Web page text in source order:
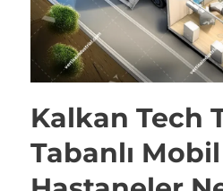
Kalkan Tech
Tabanlı Mobil